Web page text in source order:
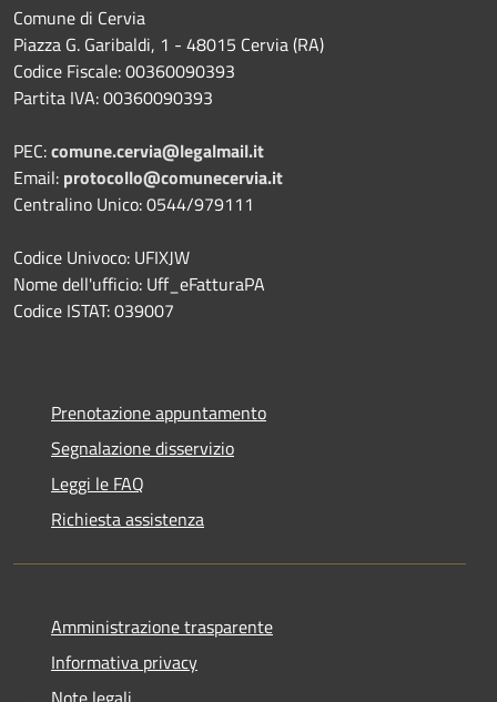
Comune di Cervia
Piazza G. Garibaldi, 1 - 48015 Cervia (RA)
Codice Fiscale: 00360090393
Partita IVA: 00360090393
PEC:comune.cervia@legalmail.it
Email: protocollo@comunecervia.it
Centralino Unico: 0544/979111
Codice Univoco: UFIXJW
Nome dell'ufficio: Uff_eFatturaPA
Codice ISTAT: 039007
Prenotazione appuntamento
Segnalazione disservizio
Leggi le FAQ
Richiesta assistenza
Amministrazione trasparente
Informativa privacy